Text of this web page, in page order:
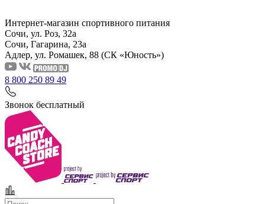
Интернет-магазин спортивного питания
Сочи, ул. Роз, 32а
Сочи, Гагарина, 23а
Адлер, ул. Ромашек, 88 (СК «Юность»)
8 800 250 89 49
Звонок бесплатный